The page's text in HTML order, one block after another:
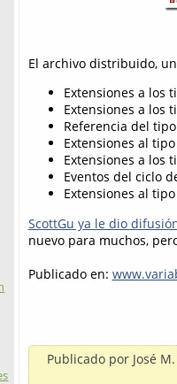
El archivo distribuido,
Extensiones a los
Extensiones a los
Referencia del tipo
Extensiones al tipo
Extensiones a los
Eventos del ciclo
Extensiones al tipo
ScottGu ya le dio
nuevo para muchos,
Publicado en:
Publicado por José